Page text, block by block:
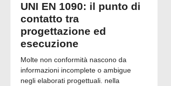
UNI EN 1090: il punto di
contatto tra
progettazione ed
esecuzione
Molte non conformità nascono da
informazioni incomplete o ambigue
negli elaborati progettuali. nella